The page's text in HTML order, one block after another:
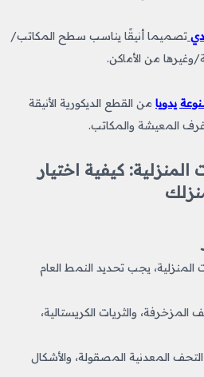
تصميما أنيقًا يناسب سطح المكاتب/
وغيرها من الأماكن.
يدويا من القطع الديكورية الأنيقة
المعيشة والمكاتب.
كيفية اختيار
المنزلية، يجب تحديد النمط العام
والثريات الكريستالية،
المعدنية المصقولة، والأشكال